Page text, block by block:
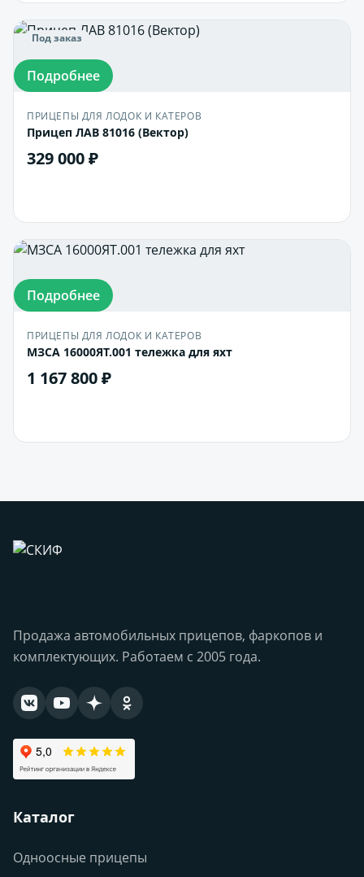
Под заказ
Подробнее
ПРИЦЕПЫ ДЛЯ ЛОДОК И КАТЕРОВ
Прицеп ЛАВ 81016 (Вектор)
329 000 ₽
Подробнее
ПРИЦЕПЫ ДЛЯ ЛОДОК И КАТЕРОВ
МЗСА 16000ЯТ.001 тележка для яхт
1 167 800 ₽
Продажа автомобильных прицепов, фаркопов и
комплектующих. Работаем с 2005 года.
Каталог
Одноосные прицепы